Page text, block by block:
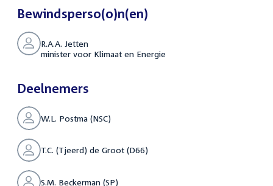
Bewindsperso(o)n(en)
R.A.A. Jetten
minister voor Klimaat en Energie
Deelnemers
W.L. Postma (NSC)
T.C. (Tjeerd) de Groot (D66)
S.M. Beckerman (SP)